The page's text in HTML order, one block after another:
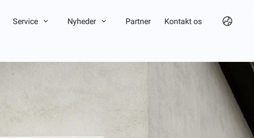
Service Nyheder Partner Kontakt os